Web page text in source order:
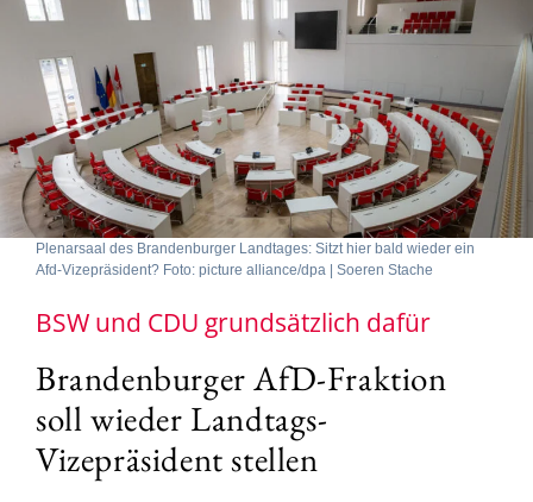
Plenarsaal des Brandenburger Landtages: Sitzt hier bald wieder ein
Afd-Vizepräsident? Foto: picture alliance/dpa | Soeren Stache
BSW und CDU grundsätzlich dafür
Brandenburger AfD-Fraktion
soll wieder Landtags-
Vizepräsident stellen